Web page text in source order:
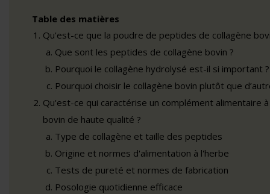
Table des matières
Qu'est-ce que la poudre de peptides de collagène
Que sont les peptides de collagène bovin ?
Pourquoi le collagène hydrolysé est-il si important ?
Pourquoi choisir le collagène bovin plutôt que
Qu'est-ce qui caractérise un complément alimentaire
bovin de haute qualité ?
Type de collagène et taille des peptides
Origine et normes d'alimentation à l'herbe
Tests de pureté et normes de fabrication
Posologie quotidienne efficace